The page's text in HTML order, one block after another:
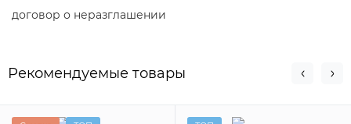
договор о неразглашении
Рекомендуемые товары